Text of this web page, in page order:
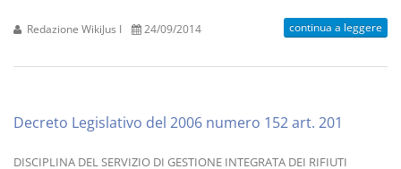
Redazione WikiJus I 24/09/2014 continua a leggere
Decreto Legislativo del 2006 numero 152 art. 201
DISCIPLINA DEL SERVIZIO DI GESTIONE INTEGRATA DEI RIFIUTI